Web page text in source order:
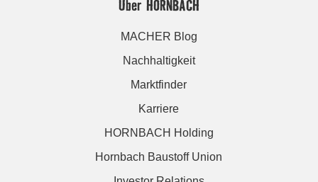
Über HORNBACH
MACHER Blog
Nachhaltigkeit
Marktfinder
Karriere
HORNBACH Holding
Hornbach Baustoff Union